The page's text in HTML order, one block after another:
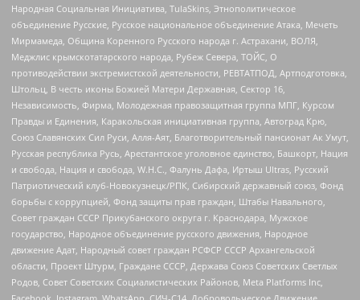
Народная Социальная Инициатива, TulaSkins, Этнополитическое
объединение Русские, Русское национальное объединение Атака, Мечеть
Мирмамеда, Община Коренного Русского народа г. Астрахани, ВОЛЯ,
Меджлис крымскотатарского народа, Рубеж Севера, ТОЙС, О
противодействии экстремистской деятельности, РЕВТАТПОД, Артподготовка,
Штольц, В честь иконы Божией Матери Державная, Сектор 16,
Независимость, Фирма, Молодежная правозащитная группа МПГ, Курсом
Правды и Единения, Каракольская инициативная группа, Автоград Крю,
Союз Славянских Сил Руси, Алля-Аят, Благотворительный пансионат Ак Умут,
Русская республика Русь, Арестантское уголовное единство, Башкорт, Нация
и свобода, Нация и свобода, W.H.С., Фалунь Дафа, Иртыш Ultras, Русский
Патриотический клуб-Новокузнецк/РПК, Сибирский державный союз, Фонд
борьбы с коррупцией, Фонд защиты прав граждан, Штабы Навального,
Совет граждан СССР Прикубанского округа г. Краснодара, Мужское
государство, Народное объединение русского движения, Народное
движение Адат, Народный совет граждан РСФСР СССР Архангельской
области, Проект Штурм, Граждане СССР, Держава Союз Советских Светлых
Родов, Совет Советских Социалистических Районов, Meta Platforms Inc,